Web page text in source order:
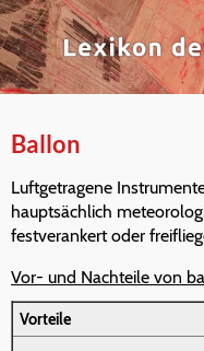
Ballon
Luftgetragene
hauptsächlich
festverankert oder
Vor- und Nachteile von
Vorteile